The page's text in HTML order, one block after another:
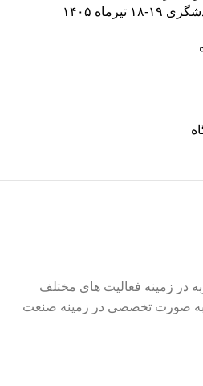
۱۴۰۵
در زمینه فعالیت های مختلف
به صورت تخصصی در زمینه صنعت